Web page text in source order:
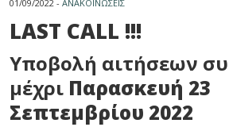
01/09/2022 - ΑΝΑΚΟΙΝΩΣΕΙΣ
LAST CALL !!!
Υποβολή αιτήσεων
μέχρι Παρασκευή 23
Σεπτεμβρίου 2022